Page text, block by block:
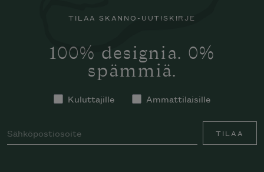
TILAA SKANNO-UUTISKIRJE
100% designia. 0%
spämmiä.
Kuluttajille Ammattilaisille
TILAA